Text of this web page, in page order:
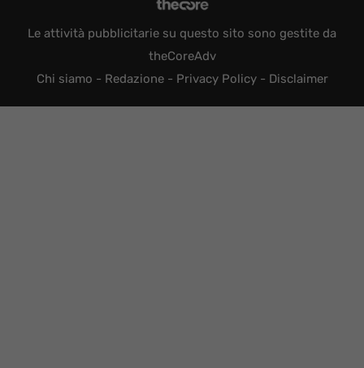
Le attività pubblicitarie su questo sito sono gestite da
theCoreAdv
Chi siamo - Redazione- Privacy Policy- Disclaimer